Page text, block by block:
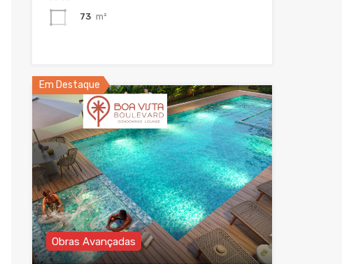
73 m²
Em Destaque
Obras Avançadas